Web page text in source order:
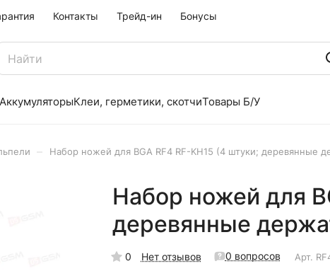
Контакты Трейд-ин Бонусы
АккумуляторыКлеи, герметики, скотчиТовары Б/У
Набор ножей для BGA RF4 RF-KH15 (4 штуки; деревянные
Набор ножей для
деревянные
0 Нет отзывов 0 вопросов Арт.